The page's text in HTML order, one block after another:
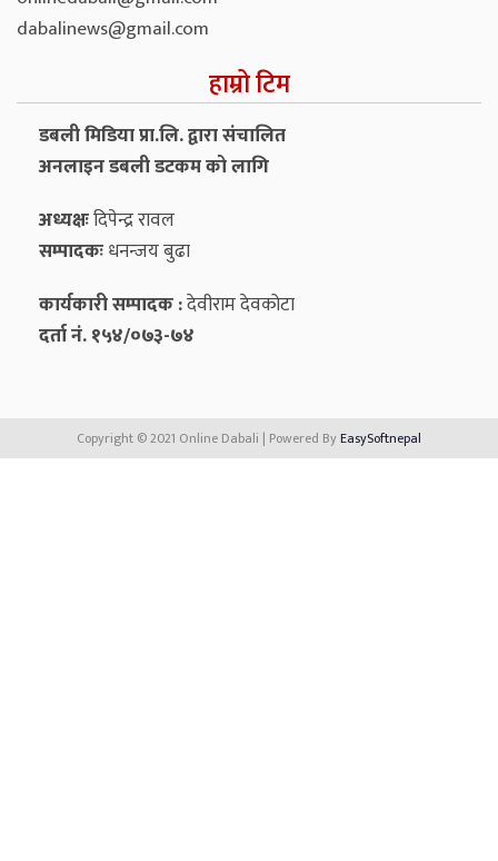
dabalinews@gmail.com
हाम्रो टिम
डबली मिडिया प्रा.लि. द्वारा संचालित
अनलाइन डबली डटकम को लागि
अध्यक्षःदिपेन्द्र रावल
सम्पादकःधनन्‍जय बुढा
कार्यकारी सम्पादक :देवीराम देवकोटा
दर्ता नं. १५४/०७३-७४
Copyright © 2021 Online Dabali | Powered ByEasySoftnepal